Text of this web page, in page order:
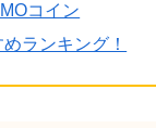
コイン
ランキング！